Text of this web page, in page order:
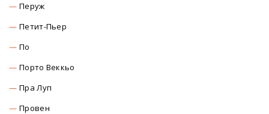
Перуж
Петит-Пьер
По
Порто Веккьо
Пра Луп
Провен